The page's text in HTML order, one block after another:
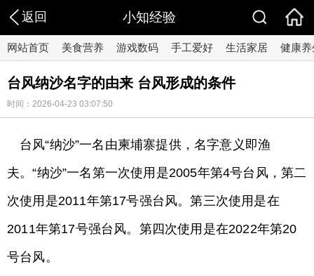
返回 小知经验
网站首页 美食营养 游戏数码 手工爱好 生活家居 健康养
台风纳沙名字的由来 台风形成的条件
时间：2026-04-23 03:07:50
台风“纳沙”一名由柬埔寨提供，名字意义即渔
夫。“纳沙”一名第一次使用是2005年第4号台风，第二
次使用是2011年第17号强台风。第三次使用是在
2011年第17号强台风。第四次使用是在2022年第20
号台风。